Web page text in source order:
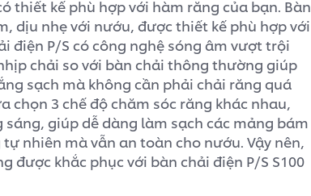
thiết kế phù hợp với hàm răng của bạn. Bàn
dịu nhẹ với nướu, được thiết kế phù hợp với
điện P/S có công nghệ sóng âm vượt trội
chải so với bàn chải thông thường giúp
sạch mà không cần phải chải răng quá
chọn 3 chế độ chăm sóc răng khác nhau,
giúp dễ dàng làm sạch các mảng bám
nhiên mà vẫn an toàn cho nướu. Vậy nên,
được khắc phục với bàn chải điện P/S S100